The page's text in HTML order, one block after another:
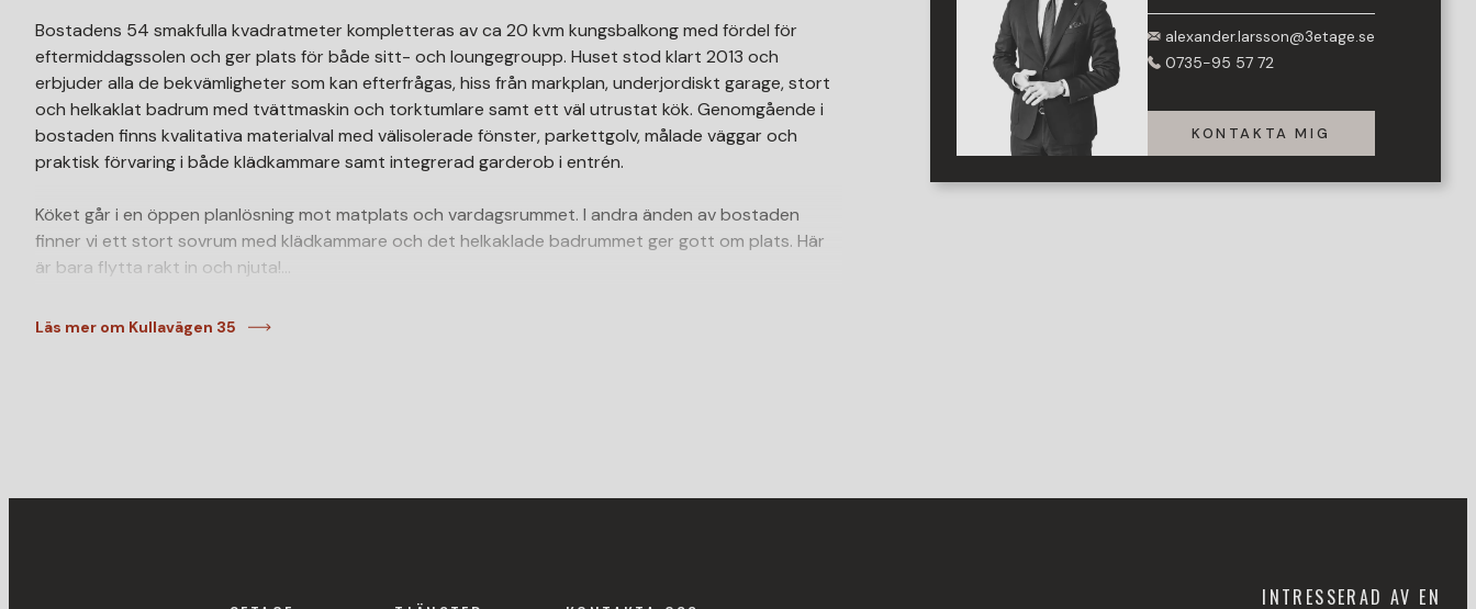
Bostadens 54 smakfulla kvadratmeter kompletteras av ca 20 kvm kungsbalkong med fördel för
eftermiddagssolen och ger plats för både sitt- och loungegroupp. Huset stod klart 2013 och
erbjuder alla de bekvämligheter som kan efterfrågas, hiss från markplan, underjordiskt garage, stort
och helkaklat badrum med tvättmaskin och torktumlare samt ett väl utrustat kök. Genomgående i
bostaden finns kvalitativa materialval med välisolerade fönster, parkettgolv, målade väggar och
praktisk förvaring i både klädkammare samt integrerad garderob i entrén.
Köket går i en öppen planlösning mot matplats och vardagsrummet. I andra änden av bostaden
finner vi ett stort sovrum med klädkammare och det helkaklade badrummet ger gott om plats. Här
är bara flytta rakt in och njuta!
På Ringstorp bor du i ett populärt område med närhet till både livsmedelsbutiker,
Läs mer om Kullavägen 35
alexander.larsson@3etage.se
0735-95 57 72
KONTAKTA MIG
INTRESSERAD AV EN